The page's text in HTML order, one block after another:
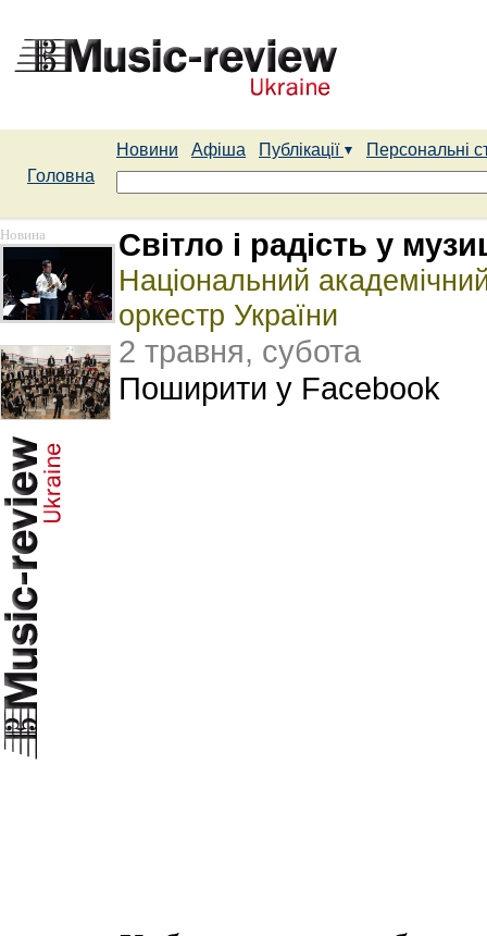
Новини Афіша Публікації
Персональні
Головна
Новина Світло і радість у
Національний
оркестр України
2 травня, субота
Поширити у Facebook